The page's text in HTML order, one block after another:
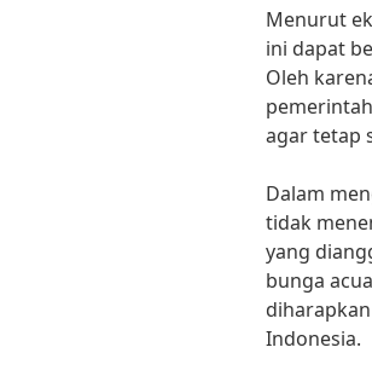
Menurut
ini dapat
Oleh
agar tetap
Dalam
tidak
yang
bunga
Indonesia.